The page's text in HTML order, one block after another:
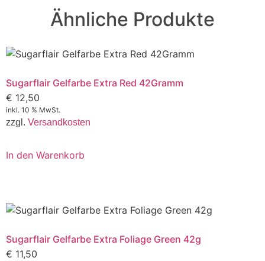
Ähnliche Produkte
Sugarflair Gelfarbe Extra Red 42Gramm
€ 12,50
inkl. 10 % MwSt.
zzgl. Versandkosten
In den Warenkorb
Sugarflair Gelfarbe Extra Foliage Green 42g
€ 11,50